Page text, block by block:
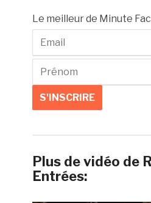
Le meilleur de Minute
Plus de vidéo de
Entrées: